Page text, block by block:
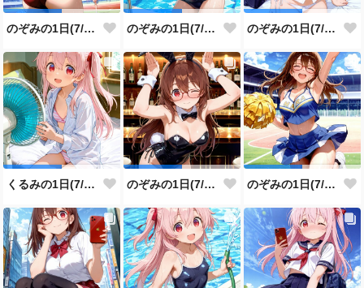
のぞみの1日(7/29投稿分) のぞみの1日(7/28投稿分) のぞみの1日(7/27投稿分)
くるみの1日(7/26投稿分) のぞみの1日(7/25投稿分) のぞみの1日(7/24投稿分)